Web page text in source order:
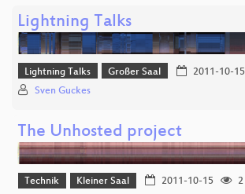
Lightning Talks
Lightning Talks Großer Saal 2011-10-15
Sven Guckes
The Unhosted project
Technik Kleiner Saal 2011-10-15
2